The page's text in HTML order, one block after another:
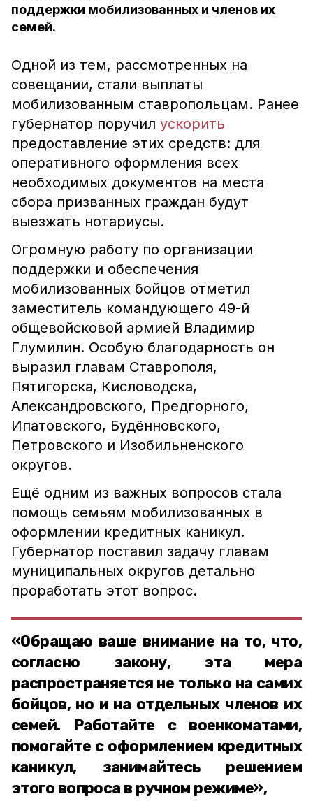
поддержки мобилизованных и членов их
семей.
Одной из тем, рассмотренных на
совещании, стали выплаты
мобилизованным ставропольцам. Ранее
губернатор поручил ускорить
предоставление этих средств: для
оперативного оформления всех
необходимых документов на места
сбора призванных граждан будут
выезжать нотариусы.
Огромную работу по организации
поддержки и обеспечения
мобилизованных бойцов отметил
заместитель командующего 49-й
общевойсковой армией Владимир
Глумилин. Особую благодарность он
выразил главам Ставрополя,
Пятигорска, Кисловодска,
Александровского, Предгорного,
Ипатовского, Будённовского,
Петровского и Изобильненского
округов.
Ещё одним из важных вопросов стала
помощь семьям мобилизованных в
оформлении кредитных каникул.
Губернатор поставил задачу главам
муниципальных округов детально
проработать этот вопрос.
«Обращаю ваше внимание на то, что,
согласно закону, эта мера
распространяется не только на самих
бойцов, но и на отдельных членов их
семей. Работайте с военкоматами,
помогайте с оформлением кредитных
каникул, занимайтесь решением
этого вопроса в ручном режиме»,